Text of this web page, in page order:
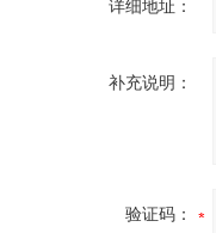
详细地址：
补充说明：
验证码：